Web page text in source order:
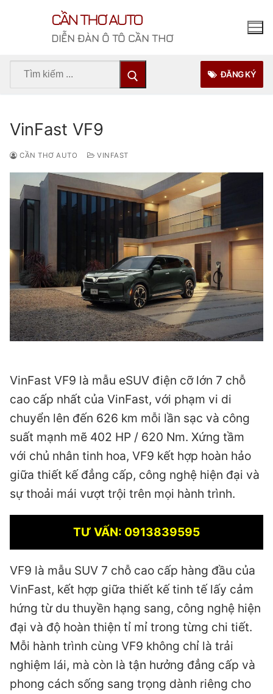
CẦN THƠ AUTO
DIỄN ĐÀN Ô TÔ CẦN THƠ
Tìm
ĐĂNG KÝ
VinFast VF9
CẦN THƠ AUTO VINFAST
VinFast VF9 là mẫu eSUV điện cỡ lớn 7 chỗ
cao cấp nhất của VinFast, với phạm vi di
chuyển lên đến 626 km mỗi lần sạc và công
suất mạnh mẽ 402 HP / 620 Nm. Xứng tầm
với chủ nhân tinh hoa, VF9 kết hợp hoàn hảo
giữa thiết kế đẳng cấp, công nghệ hiện đại và
sự thoải mái vượt trội trên mọi hành trình.
TƯ VẤN: 0913839595
VF9 là mẫu SUV 7 chỗ cao cấp hàng đầu của
VinFast, kết hợp giữa thiết kế tinh tế lấy cảm
hứng từ du thuyền hạng sang, công nghệ hiện
đại và độ hoàn thiện tỉ mỉ trong từng chi tiết.
Mỗi hành trình cùng VF9 không chỉ là trải
nghiệm lái, mà còn là tận hưởng đẳng cấp và
phong cách sống sang trọng dành riêng cho